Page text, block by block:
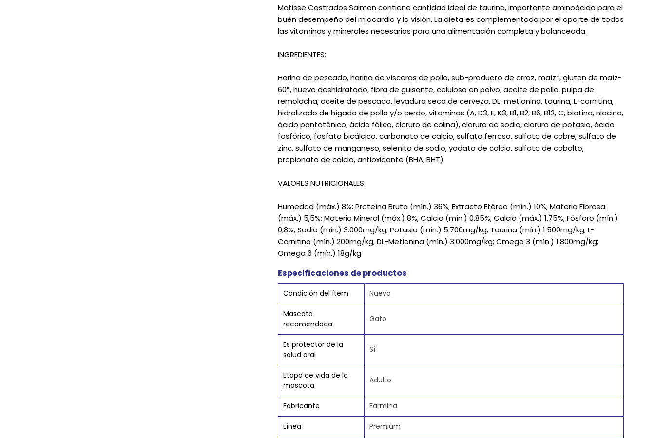
Matisse Castrados Salmon contiene cantidad ideal de taurina, importante aminoácido para el
buén desempeño del miocardio y la visión. La dieta es complementada por el aporte de todas
las vitaminas y minerales necesarios para una alimentación completa y balanceada.
INGREDIENTES:
Harina de pescado, harina de vísceras de pollo, sub-producto de arroz, maíz*, gluten de maíz-
60*, huevo deshidratado, fibra de guisante, celulosa en polvo, aceite de pollo, pulpa de
remolacha, aceite de pescado, levadura seca de cerveza, DL-metionina, taurina, L-carnitina,
hidrolizado de hígado de pollo y/o cerdo, vitaminas (A, D3, E, K3, B1, B2, B6, B12, C, biotina, niacina,
ácido pantoténico, ácido fólico, cloruro de colina), cloruro de sodio, cloruro de potasio, ácido
fosfórico, fosfato bicálcico, carbonato de calcio, sulfato ferroso, sulfato de cobre, sulfato de
zinc, sulfato de manganeso, selenito de sodio, yodato de calcio, sulfato de cobalto,
propionato de calcio, antioxidante (BHA, BHT).
VALORES NUTRICIONALES:
Humedad (máx.) 8%; Proteína Bruta (mín.) 36%; Extracto Etéreo (mín.) 10%; Materia Fibrosa
(máx.) 5,5%; Materia Mineral (máx.) 8%; Calcio (mín.) 0,85%; Calcio (máx.) 1,75%; Fósforo (mín.)
0,8%; Sodio (mín.) 3.000mg/kg; Potasio (mín.) 5.700mg/kg; Taurina (mín.) 1.500mg/kg; L-
Carnitina (mín.) 200mg/kg; DL-Metionina (mín.) 3.000mg/kg; Omega 3 (mín.) 1.800mg/kg;
Omega 6 (mín.) 18g/kg.
Especificaciones de productos
Condición del ítem Nuevo
Mascota
recomendada
Gato
Es protector de la
salud oral
Sí
Etapa de vida de la
mascota
Adulto
Fabricante Farmina
Línea Premium